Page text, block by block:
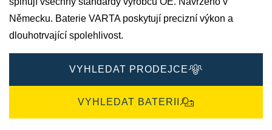
Německu. Baterie VARTA poskytují precizní výkon a
dlouhotrvající spolehlivost.
VYHLEDAT PRODEJCE
VYHLEDAT BATERII